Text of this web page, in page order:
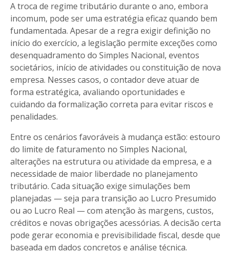
A troca de regime tributário durante o ano, embora
incomum, pode ser uma estratégia eficaz quando bem
fundamentada. Apesar de a regra exigir definição no
início do exercício, a legislação permite exceções como
desenquadramento do Simples Nacional, eventos
societários, início de atividades ou constituição de nova
empresa. Nesses casos, o contador deve atuar de
forma estratégica, avaliando oportunidades e
cuidando da formalização correta para evitar riscos e
penalidades.
Entre os cenários favoráveis à mudança estão: estouro
do limite de faturamento no Simples Nacional,
alterações na estrutura ou atividade da empresa, e a
necessidade de maior liberdade no planejamento
tributário. Cada situação exige simulações bem
planejadas — seja para transição ao Lucro Presumido
ou ao Lucro Real — com atenção às margens, custos,
créditos e novas obrigações acessórias. A decisão certa
pode gerar economia e previsibilidade fiscal, desde que
baseada em dados concretos e análise técnica.